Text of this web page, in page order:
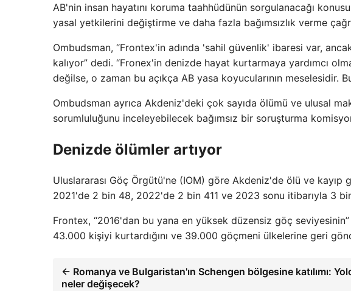
AB'nin insan hayatını koruma taahhüdünün sorgulanacağı
yasal yetkilerini değiştirme ve daha fazla bağımsızlık verme
Ombudsman, “Frontex'in adında 'sahil güvenlik' ibaresi var,
kalıyor” dedi. “Fronex'in denizde hayat kurtarmaya yardımcı
değilse, o zaman bu açıkça AB yasa koyucularının meselesidir.
Ombudsman ayrıca Akdeniz'deki çok sayıda ölümü ve ulusal
sorumluluğunu inceleyebilecek bağımsız bir soruşturma
Denizde ölümler artıyor
Uluslararası Göç Örgütü'ne (IOM) göre Akdeniz'de ölü ve kayıp
2021'de 2 bin 48, 2022'de 2 bin 411 ve 2023 sonu itibarıyla 3
Frontex, “2016'dan bu yana en yüksek düzensiz göç
43.000 kişiyi kurtardığını ve 39.000 göçmeni ülkelerine geri
← Romanya ve Bulgaristan'ın Schengen bölgesine katılımı:
neler değişecek?